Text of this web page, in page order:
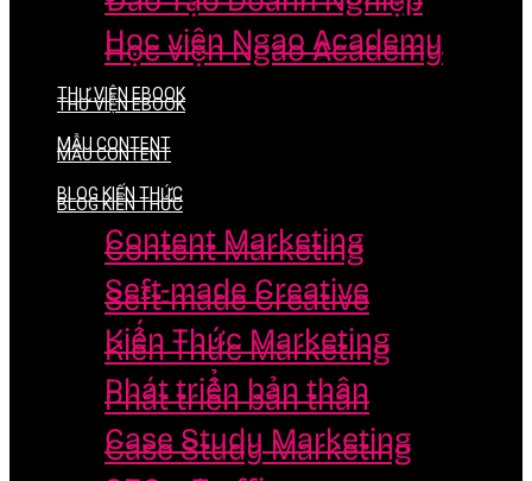
Học viện Ngao Academy
THƯ VIỆN EBOOK
MẪU CONTENT
BLOG KIẾN THỨC
Content Marketing
Seft-made Creative
Kiến Thức Marketing
Phát triển bản thân
Case Study Marketing
Học viện Ngao Academy
THƯ VIỆN EBOOK
MẪU CONTENT
BLOG KIẾN THỨC
Content Marketing
Seft-made Creative
Kiến Thức Marketing
Phát triển bản thân
Case Study Marketing